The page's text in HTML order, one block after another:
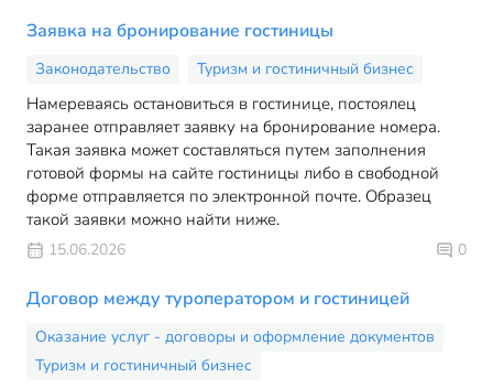
Заявка на бронирование гостиницы
Законодательство Туризм и гостиничный бизнес
Намереваясь остановиться в гостинице, постоялец
заранее отправляет заявку на бронирование номера.
Такая заявка может составляться путем заполнения
готовой формы на сайте гостиницы либо в свободной
форме отправляется по электронной почте. Образец
такой заявки можно найти ниже.
15.06.2026 0
Договор между туроператором и гостиницей
Оказание услуг - договоры и оформление документов
Туризм и гостиничный бизнес